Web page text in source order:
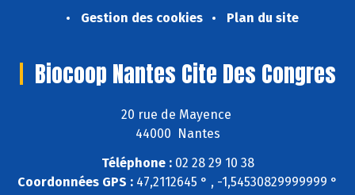
Gestion des cookies
Plan du site
Biocoop Nantes Cite Des Congres
20 rue de Mayence
44000 Nantes
Téléphone :02 28 29 10 38
Coordonnées GPS : 47,2112645 ° , -1,54530829999999 °